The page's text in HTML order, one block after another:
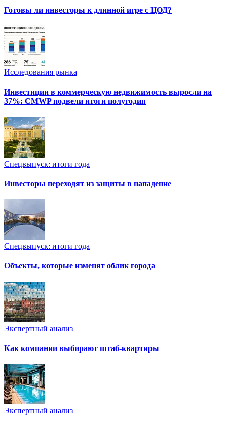
Готовы ли инвесторы к длинной игре с ЦОД?
Исследования рынка
Инвестиции в коммерческую недвижимость выросли на
37%: CMWP подвели итоги полугодия
Спецвыпуск: итоги года
Инвесторы переходят из защиты в нападение
Спецвыпуск: итоги года
Объекты, которые изменят облик города
Экспертный анализ
Как компании выбирают штаб-квартиры
Экспертный анализ